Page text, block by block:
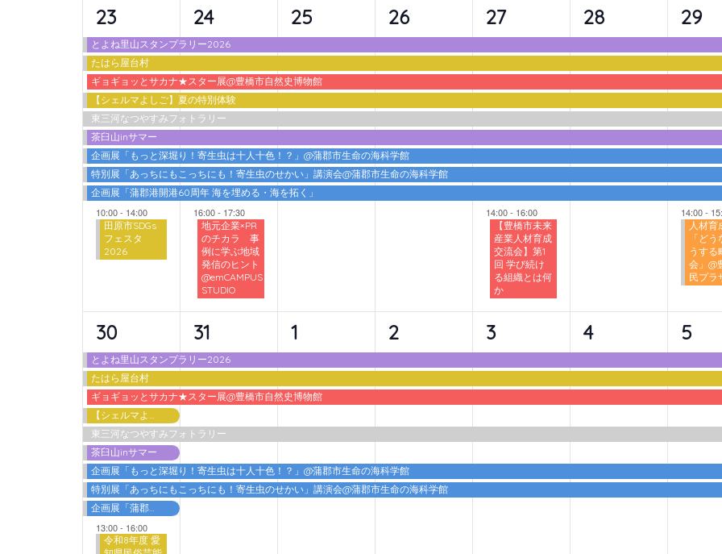
10
イ
ベ
ン
ト,
23
とよね里山スタンプラリー2026
たはら屋台村
ギョギョッとサカナ★スター展@豊橋市自然史博物館
【シェルマよしご】夏の特別体験
東三河なつやすみフォトラリー
茶臼山inサマー
企画展「もっと深堀り！寄生虫は十人十色！？」@蒲郡市生命の海科学館
特別展「あっちにもこっちにも！寄生虫のせかい」講演会@蒲郡市生命の海科学館
企画展「蒲郡港開港60周年 海を埋める・海を拓く」
10:00- 14:00
田原市SDGs
フェスタ
2026
10
イ
ベ
ン
ト,
24
16:00- 17:30
地元企業×PR
のチカラ 事
例に学ぶ地域
発信のヒント
@emCAMPUS
STUDIO
9
イ
ベ
ン
ト,
25
9
イ
ベ
ン
ト,
26
10
イ
ベ
ン
ト,
27
14:00- 16:00
【豊橋市未来
産業人材育成
交流会】第1
回 学び続け
る組織とは何
か
9
イ
ベ
ン
ト,
28
10
イ
ベ
ン
ト,
29
14:00-
人材育
「ど
うする
会」@
民プラ
10
イ
ベ
ン
ト,
30
とよね里山スタンプラリー2026
たはら屋台村
ギョギョッとサカナ★スター展@豊橋市自然史博物館
東三河なつやすみフォトラリー
茶臼山inサマー
企画展「もっと深堀り！寄生虫は十人十色！？」@蒲郡市生命の海科学館
特別展「あっちにもこっちにも！寄生虫のせかい」講演会@蒲郡市生命の海科学館
13:00- 16:00
令和8年度 愛
6
イ
ベ
ト,
31
6
イ
ベ
ト,
1
6
イ
ベ
ト,
2
6
イ
ベ
ト,
3
6
イ
ベ
ト,
4
6
イ
ベ
ト,
5